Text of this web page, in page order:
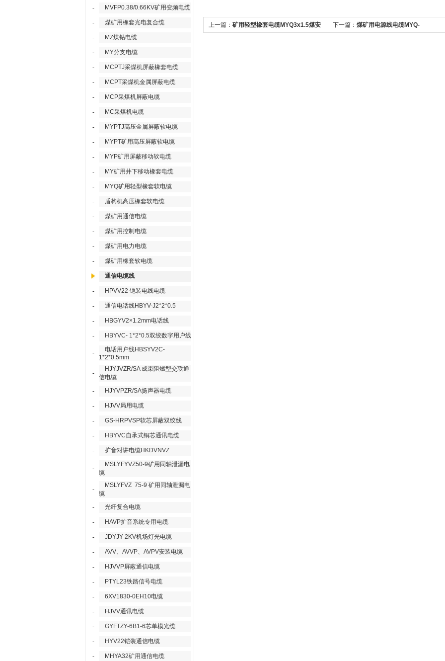
- MVFP0.38/0.66KV矿用变频电缆
- 煤矿用橡套光电复合缆
- MZ煤钻电缆
- MY分支电缆
- MCPTJ采煤机屏蔽橡套电缆
- MCPT采煤机金属屏蔽电缆
- MCP采煤机屏蔽电缆
- MC采煤机电缆
- MYPTJ高压金属屏蔽软电缆
- MYPT矿用高压屏蔽软电缆
- MYP矿用屏蔽移动软电缆
- MY矿用井下移动橡套电缆
- MYQ矿用轻型橡套软电缆
- 盾构机高压橡套软电缆
- 煤矿用通信电缆
- 煤矿用控制电缆
- 煤矿用电力电缆
- 煤矿用橡套软电缆
通信电缆线
- HPVV22 铠装电线电缆
- 通信电话线HBYV-J2*2*0.5
- HBGYV2×1.2mm电话线
- HBYVC- 1*2*0.5双绞数字用户线
-
电话用户线HBSYV2C-
1*2*0.5mm
-
HJYJVZR/SA 成束阻燃型交联通
信电缆
-
HJYVPZR/SA扬声器电缆
- HJVV局用电缆
- GS-HRPVSP软芯屏蔽双绞线
- HBYVC自承式铜芯通讯电缆
- 扩音对讲电缆HKDVNVZ
-
MSLYFYVZ50-9矿用同轴泄漏电
缆
-
MSLYFVZ 75-9 矿用同轴泄漏电
缆
-
光纤复合电缆
- HAVP扩音系统专用电缆
- JDYJY-2KV机场灯光电缆
- AVV、AVVP、AVPV安装电缆
- HJVVP屏蔽通信电缆
- PTYL23铁路信号电缆
- 6XV1830-0EH10电缆
- HJVV通讯电缆
- GYFTZY-6B1-6芯单模光缆
- HYV22铠装通信电缆
- MHYA32矿用通信电缆
上一篇： 矿用轻型橡套电缆MYQ3x1.5煤安 下一篇： 煤矿用电源线电缆MYQ-